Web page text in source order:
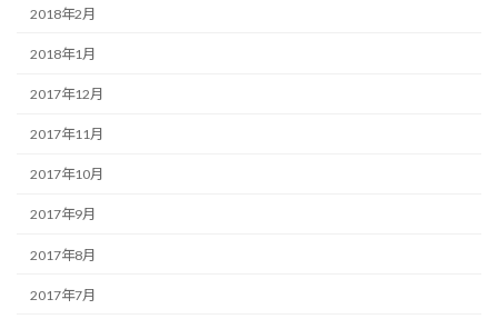
2018年2月
2018年1月
2017年12月
2017年11月
2017年10月
2017年9月
2017年8月
2017年7月